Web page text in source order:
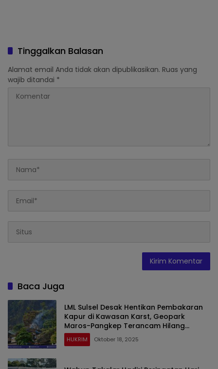
Tinggalkan Balasan
Alamat email Anda tidak akan dipublikasikan. Ruas yang
wajib ditandai *
Baca Juga
LML Sulsel Desak Hentikan Pembakaran
Kapur di Kawasan Karst, Geopark
Maros-Pangkep Terancam Hilang
Statusnya
HUKRIM Oktober 18, 2025